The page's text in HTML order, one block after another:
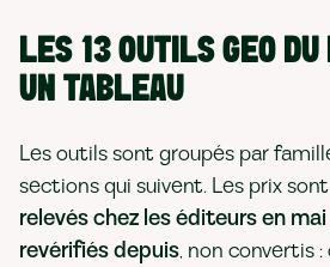
LES 13 OUTILS GEO
UN TABLEAU
Les outils sont groupés par
sections qui suivent. Les prix
relevés chez les éditeurs en
revérifiés depuis, non convertis